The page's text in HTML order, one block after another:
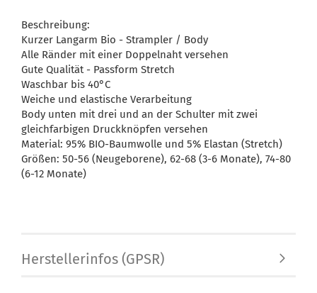
Beschreibung:
Kurzer Langarm Bio - Strampler / Body
Alle Ränder mit einer Doppelnaht versehen
Gute Qualität - Passform Stretch
Waschbar bis 40°C
Weiche und elastische Verarbeitung
Body unten mit drei und an der Schulter mit zwei
gleichfarbigen Druckknöpfen versehen
Material: 95% BIO-Baumwolle und 5% Elastan (Stretch)
Größen: 50-56 (Neugeborene), 62-68 (3-6 Monate), 74-80
(6-12 Monate)
Herstellerinfos (GPSR)